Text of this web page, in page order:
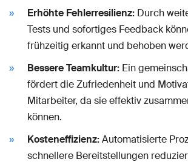
Erhöhte Fehlerresilienz: Durch
Tests und sofortiges Feedback
frühzeitig erkannt und behoben
Bessere Teamkultur: Ein
fördert die Zufriedenheit und
Mitarbeiter, da sie effektiv
können.
Kosteneffizienz:Automatisierte
schnellere Bereitstellungen